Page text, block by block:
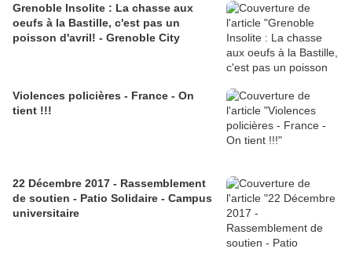
Grenoble Insolite : La chasse aux
oeufs à la Bastille, c'est pas un
poisson d'avril! - Grenoble City
Violences policières - France - On
tient !!!
22 Décembre 2017 - Rassemblement
de soutien - Patio Solidaire - Campus
universitaire